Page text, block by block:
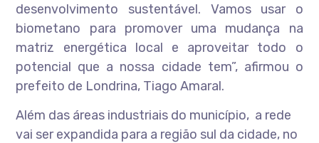
desenvolvimento sustentável. Vamos usar o
biometano para promover uma mudança na
matriz energética local e aproveitar todo o
potencial que a nossa cidade tem”, afirmou o
prefeito de Londrina, Tiago Amaral.
Além das áreas industriais do município, a rede
vai ser expandida para a região sul da cidade, no